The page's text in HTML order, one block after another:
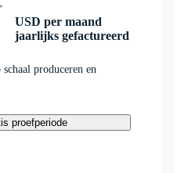
USD per maand
jaarlijks gefactureerd
produceren en
proefperiode